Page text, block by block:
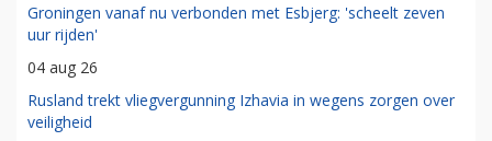
Groningen vanaf nu verbonden met Esbjerg: 'scheelt zeven
uur rijden'
04 aug 26
Rusland trekt vliegvergunning Izhavia in wegens zorgen over
veiligheid